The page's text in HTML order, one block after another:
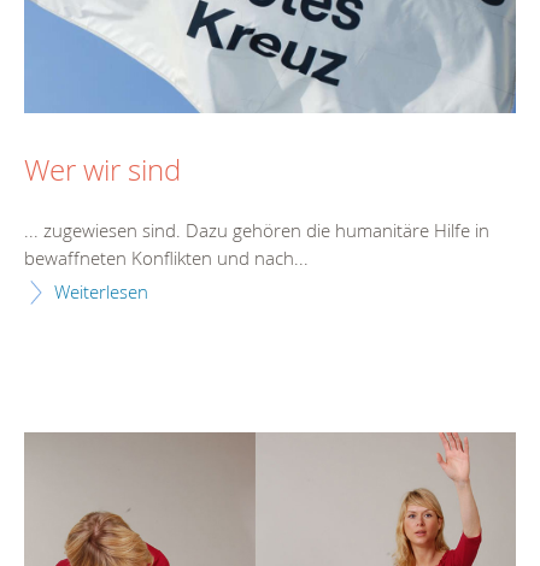
Wer wir sind
... zugewiesen sind. Dazu gehören die humanitäre Hilfe in
bewaffneten Konflikten und nach...
Weiterlesen